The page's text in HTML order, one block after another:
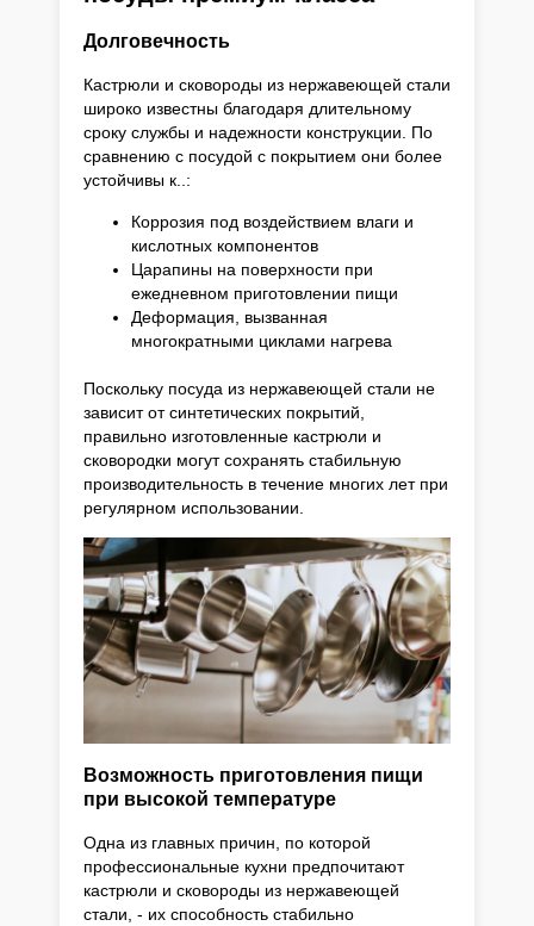
Долговечность
Кастрюли и сковороды из нержавеющей стали
широко известны благодаря длительному
сроку службы и надежности конструкции. По
сравнению с посудой с покрытием они более
устойчивы к..:
Коррозия под воздействием влаги и
кислотных компонентов
Царапины на поверхности при
ежедневном приготовлении пищи
Деформация, вызванная
многократными циклами нагрева
Поскольку посуда из нержавеющей стали не
зависит от синтетических покрытий,
правильно изготовленные кастрюли и
сковородки могут сохранять стабильную
производительность в течение многих лет при
регулярном использовании.
Возможность приготовления пищи
при высокой температуре
Одна из главных причин, по которой
профессиональные кухни предпочитают
кастрюли и сковороды из нержавеющей
стали, - их способность стабильно